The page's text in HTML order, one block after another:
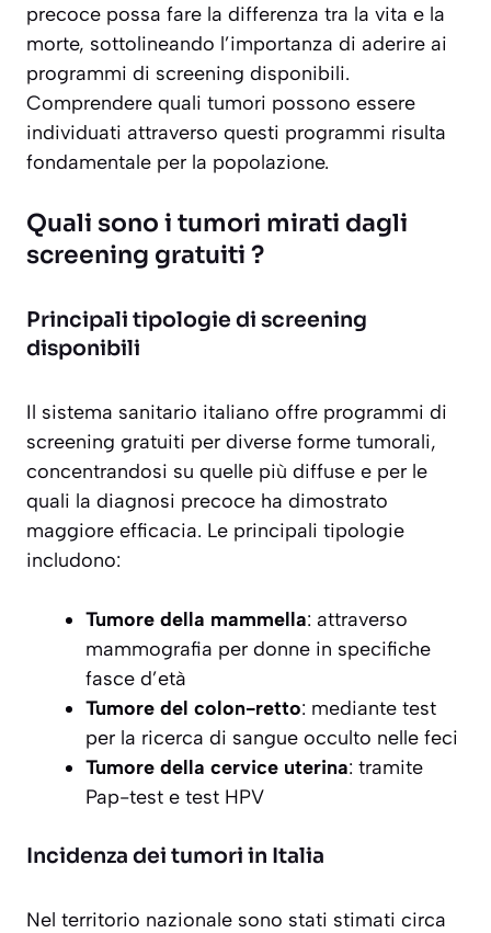
precoce possa fare la differenza tra la vita e la
morte, sottolineando l’importanza di aderire ai
programmi di screening disponibili.
Comprendere quali tumori possono essere
individuati attraverso questi programmi risulta
fondamentale per la popolazione.
Quali sono i tumori mirati dagli
screening gratuiti ?
Principali tipologie di screening
disponibili
Il sistema sanitario italiano offre programmi di
screening gratuiti per diverse forme tumorali,
concentrandosi su quelle più diffuse e per le
quali la diagnosi precoce ha dimostrato
maggiore efficacia. Le principali tipologie
includono:
Tumore della mammella: attraverso
mammografia per donne in specifiche
fasce d’età
Tumore del colon-retto: mediante test
per la ricerca di sangue occulto nelle feci
Tumore della cervice uterina: tramite
Pap-test e test HPV
Incidenza dei tumori in Italia
Nel territorio nazionale sono stati stimati circa